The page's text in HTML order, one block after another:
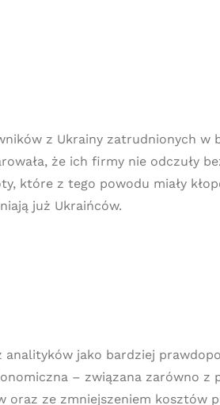
z Ukrainy zatrudnionych w
że ich firmy nie odczuły
które z tego powodu miały
już Ukraińców.
jako bardziej
– związana zarówno
ze zmniejszeniem kosztów